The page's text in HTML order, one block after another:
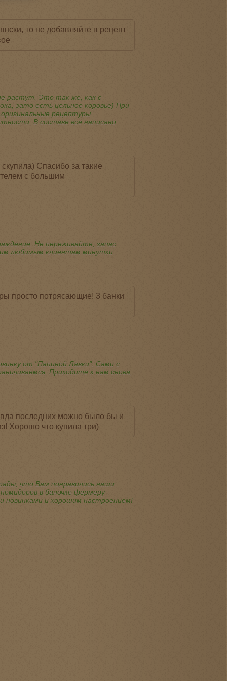
то не добавляйте в рецепт
растут. Это так же, как с
зато есть цельное коровье) При
рецептуры
В составе всё написано
Спасибо за такие
с большим
Не переживайте, запас
любимым клиентам минутки
просто потрясающие! 3 банки
от "Папиной Лавки". Сами с
Приходите к нам снова,
последних можно было бы и
Хорошо что купила три)
что Вам понравились наши
в баночке фермеру
новинками и хорошим настроением!